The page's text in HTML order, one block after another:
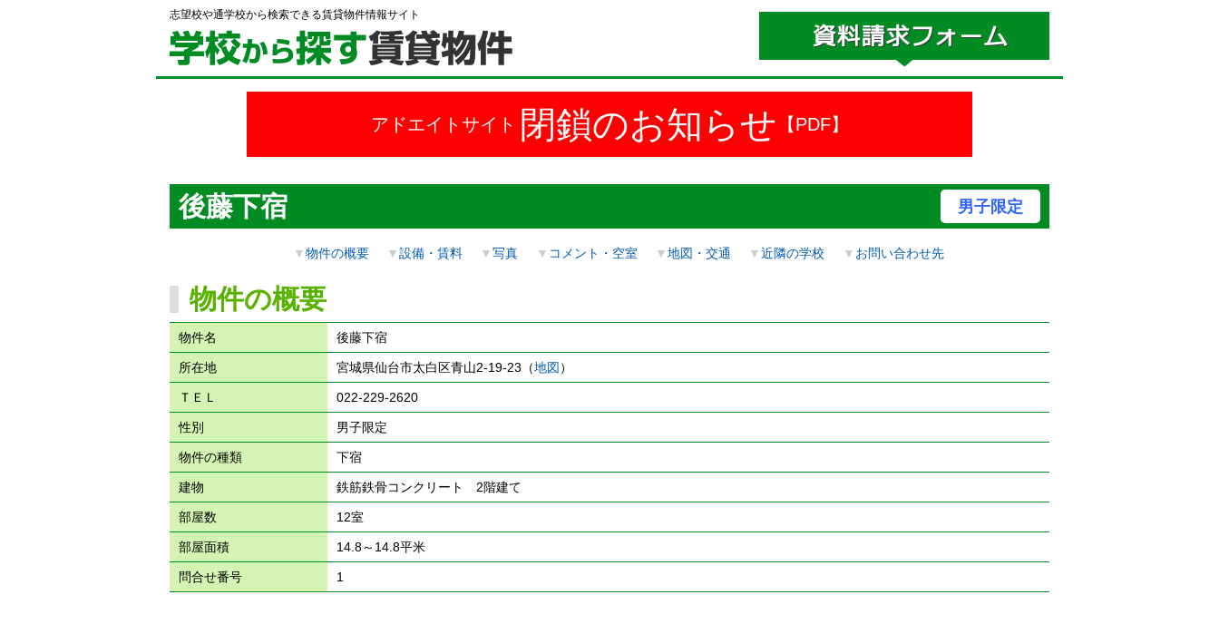
志望校や通学校から検索できる賃貸物件情報サイト
アドエイトサイト 閉鎖のお知らせ 【PDF】
後藤下宿 男子限定
▼物件の概要 ▼設備・賃料 ▼写真 ▼ コメント・空室 ▼地図・交通 ▼近隣の学校 ▼ お問い合わせ先
物件の概要
物件名 後藤下宿
所在地 宮城県仙台市太白区青山2-19-23（地図）
ＴＥＬ 022-229-2620
性別 男子限定
物件の種類 下宿
建物 鉄筋鉄骨コンクリート 2階建て
部屋数 12室
部屋面積 14.8～14.8平米
問合せ番号 1